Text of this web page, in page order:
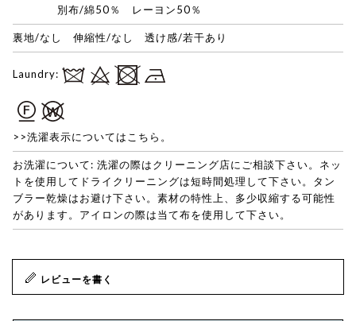
別布/綿50％ レーヨン50％
裏地/なし 伸縮性/なし 透け感/若干あり
Laundry:
>>洗濯表示についてはこちら。
お洗濯について: 洗濯の際はクリーニング店にご相談下さい。ネッ
トを使用してドライクリーニングは短時間処理して下さい。タン
ブラー乾燥はお避け下さい。素材の特性上、多少収縮する可能性
があります。アイロンの際は当て布を使用して下さい。
レビューを書く